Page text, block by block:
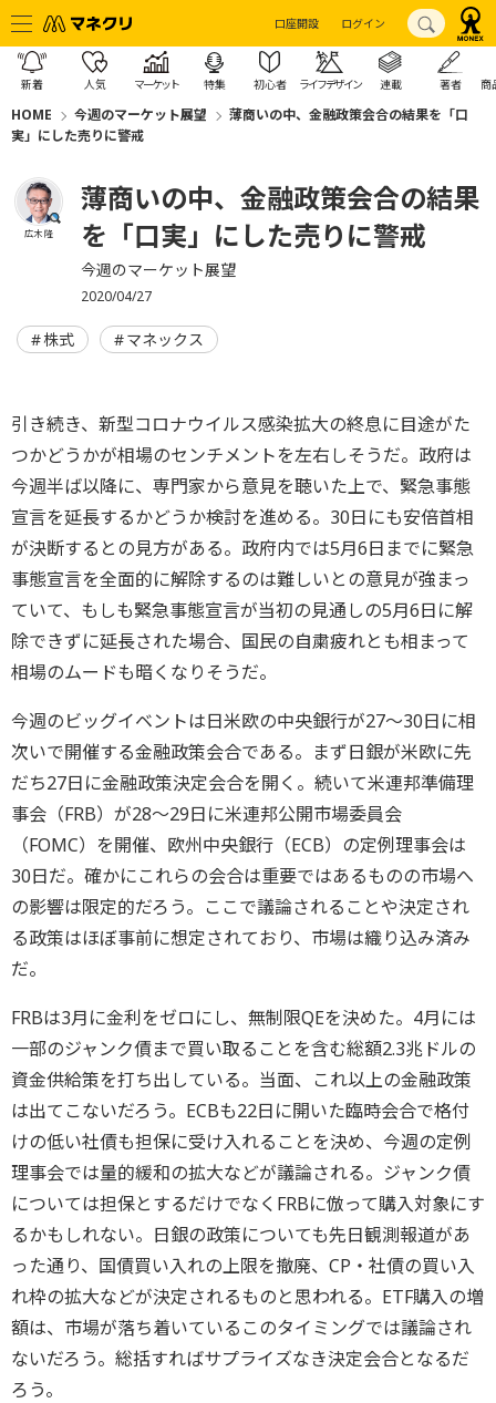
口座開設 ログイン
新着 人気 マーケット 特集 初心者 ライフデザイン 連載 著者 商
HOME 今週のマーケット展望
薄商いの中、金融政策会合の結果を「口
実」にした売りに警戒
広木 隆
薄商いの中、金融政策会合の結果
を「口実」にした売りに警戒
今週のマーケット展望
2020/04/27
株式 マネックス
引き続き、新型コロナウイルス感染拡大の終息に目途がた
つかどうかが相場のセンチメントを左右しそうだ。政府は
今週半ば以降に、専門家から意見を聴いた上で、緊急事態
宣言を延長するかどうか検討を進める。30日にも安倍首相
が決断するとの見方がある。政府内では5月6日までに緊急
事態宣言を全面的に解除するのは難しいとの意見が強まっ
ていて、もしも緊急事態宣言が当初の見通しの5月6日に解
除できずに延長された場合、国民の自粛疲れとも相まって
相場のムードも暗くなりそうだ。
今週のビッグイベントは日米欧の中央銀行が27～30日に相
次いで開催する金融政策会合である。まず日銀が米欧に先
だち27日に金融政策決定会合を開く。続いて米連邦準備理
事会（FRB）が28～29日に米連邦公開市場委員会
（FOMC）を開催、欧州中央銀行（ECB）の定例理事会は
30日だ。確かにこれらの会合は重要ではあるものの市場へ
の影響は限定的だろう。ここで議論されることや決定され
る政策はほぼ事前に想定されており、市場は織り込み済み
だ。
FRBは3月に金利をゼロにし、無制限QEを決めた。4月には
一部のジャンク債まで買い取ることを含む総額2.3兆ドルの
資金供給策を打ち出している。当面、これ以上の金融政策
は出てこないだろう。ECBも22日に開いた臨時会合で格付
けの低い社債も担保に受け入れることを決め、今週の定例
理事会では量的緩和の拡大などが議論される。ジャンク債
については担保とするだけでなくFRBに倣って購入対象にす
るかもしれない。日銀の政策についても先日観測報道があ
った通り、国債買い入れの上限を撤廃、CP・社債の買い入
れ枠の拡大などが決定されるものと思われる。ETF購入の増
額は、市場が落ち着いているこのタイミングでは議論され
ないだろう。総括すればサプライズなき決定会合となるだ
ろう。